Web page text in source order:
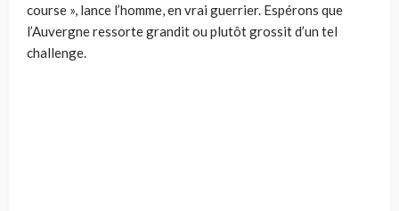
course », lance l’homme, en vrai guerrier. Espérons que
l’Auvergne ressorte grandit ou plutôt grossit d’un tel
challenge.